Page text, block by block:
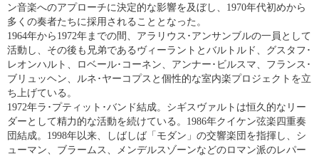
ン音楽へのアプローチに決定的な影響を及ぼし、1970年代初めから
多くの奏者たちに採用されることとなった。
1964年から1972年までの間、アラリウス･アンサンブルの一員として
活動し、その後も兄弟であるヴィーラントとバルトルド、グスタフ･
レオンハルト、ロベール･コーネン、アンナー･ビルスマ、フランス･
ブリュッヘン、ルネ･ヤーコプスと個性的な室内楽プロジェクトを立
ち上げている。
1972年ラ･プティット･バンド結成。シギスヴァルトは恒久的なリー
ダーとして精力的な活動を続けている。1986年クイケン弦楽四重奏
団結成。1998年以来、しばしば「モダン」の交響楽団を指揮し、シ
ューマン、ブラームス、メンデルスゾーンなどのロマン派のレパー